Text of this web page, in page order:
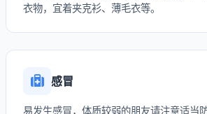
衣物，宜着夹克衫、薄毛衣等。
感冒
易发生感冒，体质较弱的朋友请注意适当防